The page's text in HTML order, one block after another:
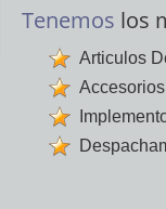
Tenemos los
Articulos